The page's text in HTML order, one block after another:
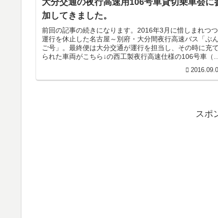
加してきました。
前回の記事の続きになります。2016年3月に惜しまれつつ
運行を休止した名古屋～別府・大分間夜行高速バス「ぶん
ご号」。最終便は大分交通が運行を担当し、その時に充て
られた車両がこちら↓の西工製夜行高速仕様の106号車（三
スポ